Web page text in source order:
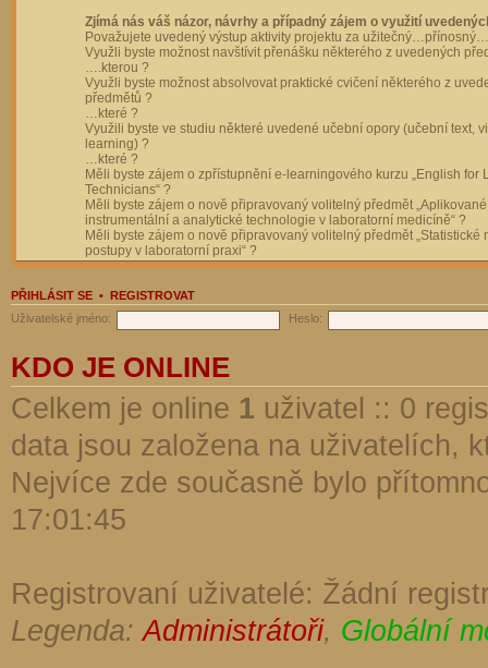
Zjímá nás váš názor, návrhy a případný zájem o využití
Považujete uvedený výstup aktivity projektu za
Využli byste možnost navštívit přenášku některého z uvedených
….kterou ?
Využli byste možnost absolvovat praktické cvičení některého z
předmětů ?
…které ?
Využili byste ve studiu některé uvedené učební opory (učební text,
learning) ?
…které ?
Měli byste zájem o zpřístupnění e-learningového kurzu „English for
Technicians“ ?
Měli byste zájem o nově připravovaný volitelný předmět „Aplikované
instrumentální a analytické technologie v laboratorní medicíně“ ?
Měli byste zájem o nově připravovaný volitelný předmět „Statistické
postupy v laboratorní praxi“ ?
PŘIHLÁSIT SE • REGISTROVAT
Uživatelské jméno:
Heslo:
KDO JE ONLINE
Celkem je online 1 uživatel :: 0
data jsou založena na uživatelích,
Nejvíce zde současně bylo
17:01:45
Registrovaní uživatelé: Žádní
Legenda:Administrátoři, Globální